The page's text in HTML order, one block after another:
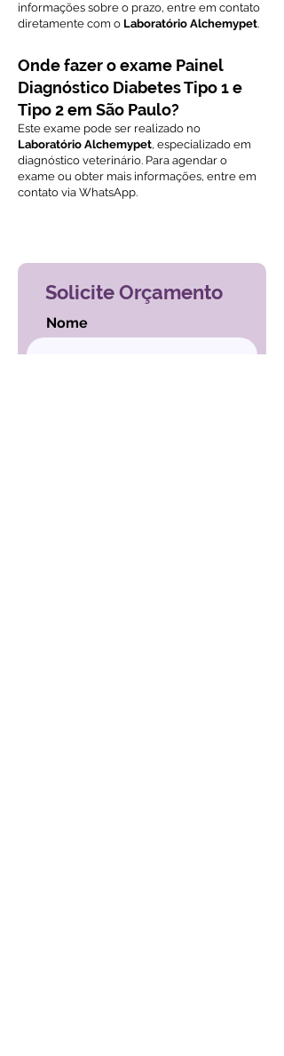
informações sobre o prazo, entre em contato
diretamente com o Laboratório Alchemypet.
Onde fazer o exame Painel
Diagnóstico Diabetes Tipo 1 e
Tipo 2 em São Paulo?
Este exame pode ser realizado no
Laboratório Alchemypet, especializado em
diagnóstico veterinário. Para agendar o
exame ou obter mais informações, entre em
contato via WhatsApp.
Solicite Orçamento
Nome